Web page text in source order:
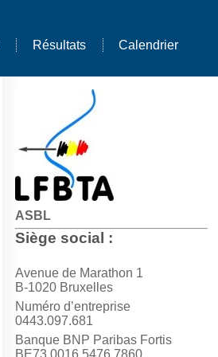
Résultats Calendrier
ASBL
Siège social :
Avenue de Marathon 1
B-1020 Bruxelles
Numéro d’entreprise
0443.097.681
Banque BNP Paribas Fortis